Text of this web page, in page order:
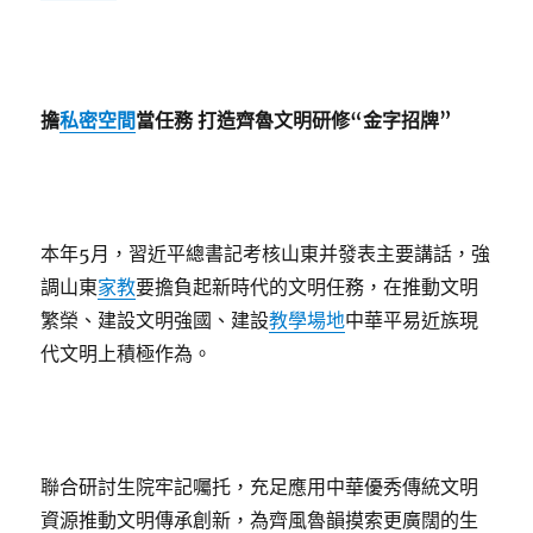
擔私密空間當任務 打造齊魯文明研修“金字招牌”
本年5月，習近平總書記考核山東并發表主要講話，強
調山東家教要擔負起新時代的文明任務，在推動文明
繁榮、建設文明強國、建設教學場地中華平易近族現
代文明上積極作為。
聯合研討生院牢記囑托，充足應用中華優秀傳統文明
資源推動文明傳承創新，為齊風魯韻摸索更廣闊的生